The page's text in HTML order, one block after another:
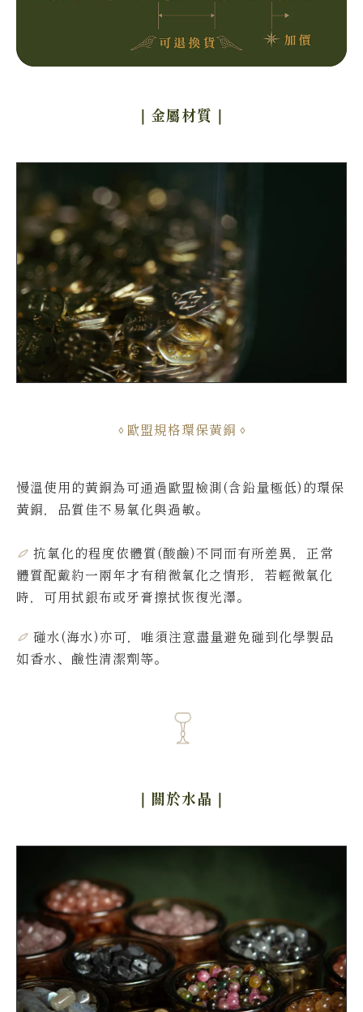
｜金屬材質 ｜
歐盟規格環保黃銅
慢溫使用的黃銅為可通過歐盟檢測(含鉛量極低)的環保
黃銅，品質佳不易氧化與過敏。
抗氧化的程度依體質(酸鹼)不同而有所差異， 正常
體質配戴約一兩年才有稍微氧化之情形，若輕微氧化
時，可用拭銀布或牙膏擦拭恢復光澤。
碰水(海水)亦可，唯須注意盡量避免碰到化學製品
如香水、鹼性清潔劑等。
｜關於水晶 ｜